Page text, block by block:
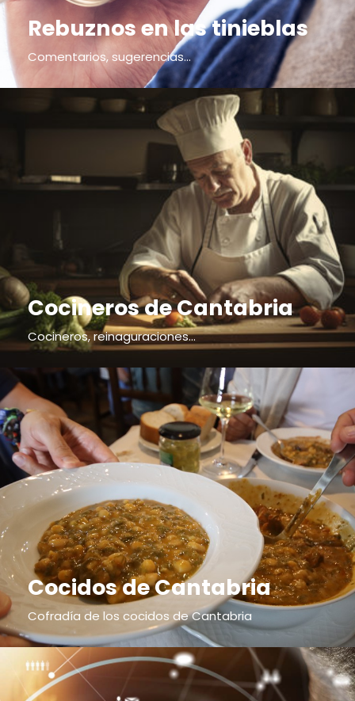
Rebuznos en las tinieblas
Comentarios, sugerencias...
Cocineros de Cantabria
Cocineros, reinaguraciones...
Cocidos de Cantabria
Cofradía de los cocidos de Cantabria